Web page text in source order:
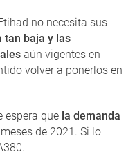
no necesita sus
tan baja y las
aún vigentes en
volver a ponerlos en
espera que la demanda
de 2021. Si lo